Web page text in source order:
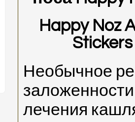
Happy Noz
Необычное
лечения